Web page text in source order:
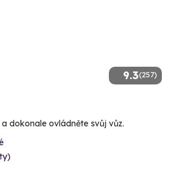
9.3(257)
dokonale ovládněte svůj vůz.